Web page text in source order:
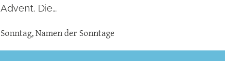
Advent. Die…
Sonntag,Namen der Sonntage